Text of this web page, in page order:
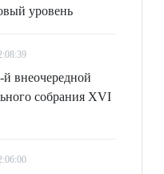
уровень
й внеочередной
собрания XVI